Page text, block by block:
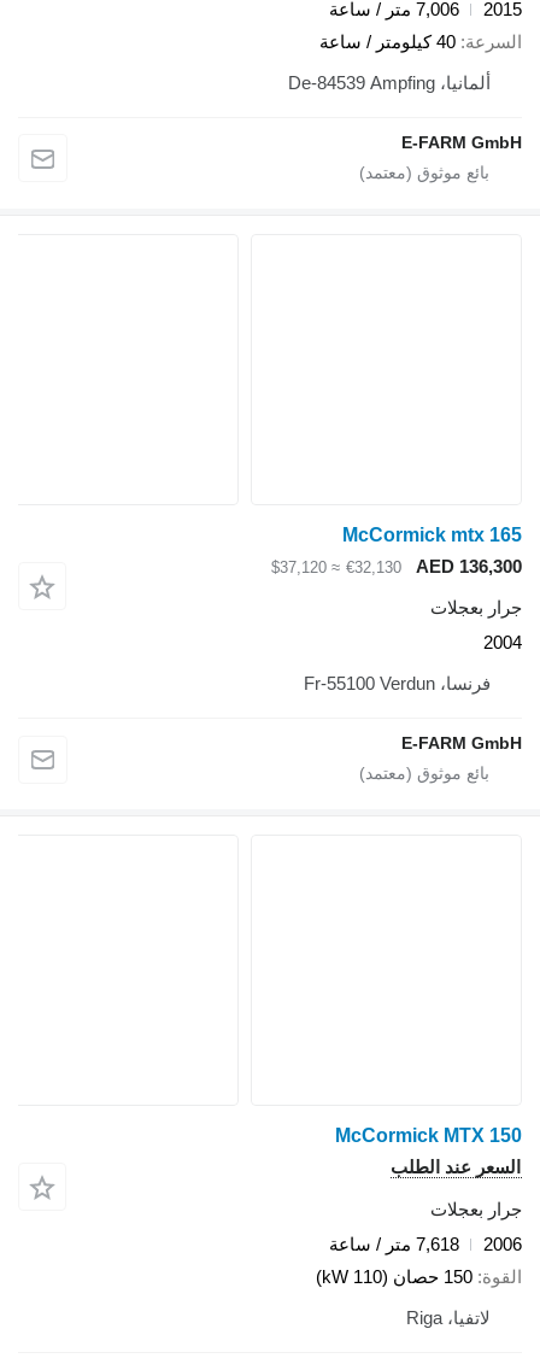
2015
7,006 متر / ساعة
السرعة 40 كيلومتر / ساعة
ألمانيا، De-84539 Ampfing
E-FARM GmbH
McCormick mtx 165
AED 136,300
€32,130
≈ $37,120
جرار بعجلات
2004
فرنسا، Fr-55100 Verdun
E-FARM GmbH
McCormick MTX 150
السعر عند الطلب
جرار بعجلات
2006
7,618 متر / ساعة
القوة 150 حصان (110 kW)
لاتفيا، Riga